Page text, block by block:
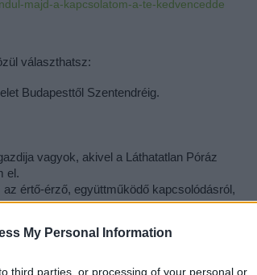
My Personal Information
third parties, or processing of your personal or
majd-a-kapcsolatom-a-te-kedvencedde
választhatsz:
Budapesttől Szentendréig.
vagyok, akivel a Láthatatlan Póráz
el.
értő-érző, együttműködő kapcsolódásról,
játékokról, aktivitásokról, feladatokról.
annál szebbé tudjuk tenni az életét.
hogy te is megtudd adni ezt neki.